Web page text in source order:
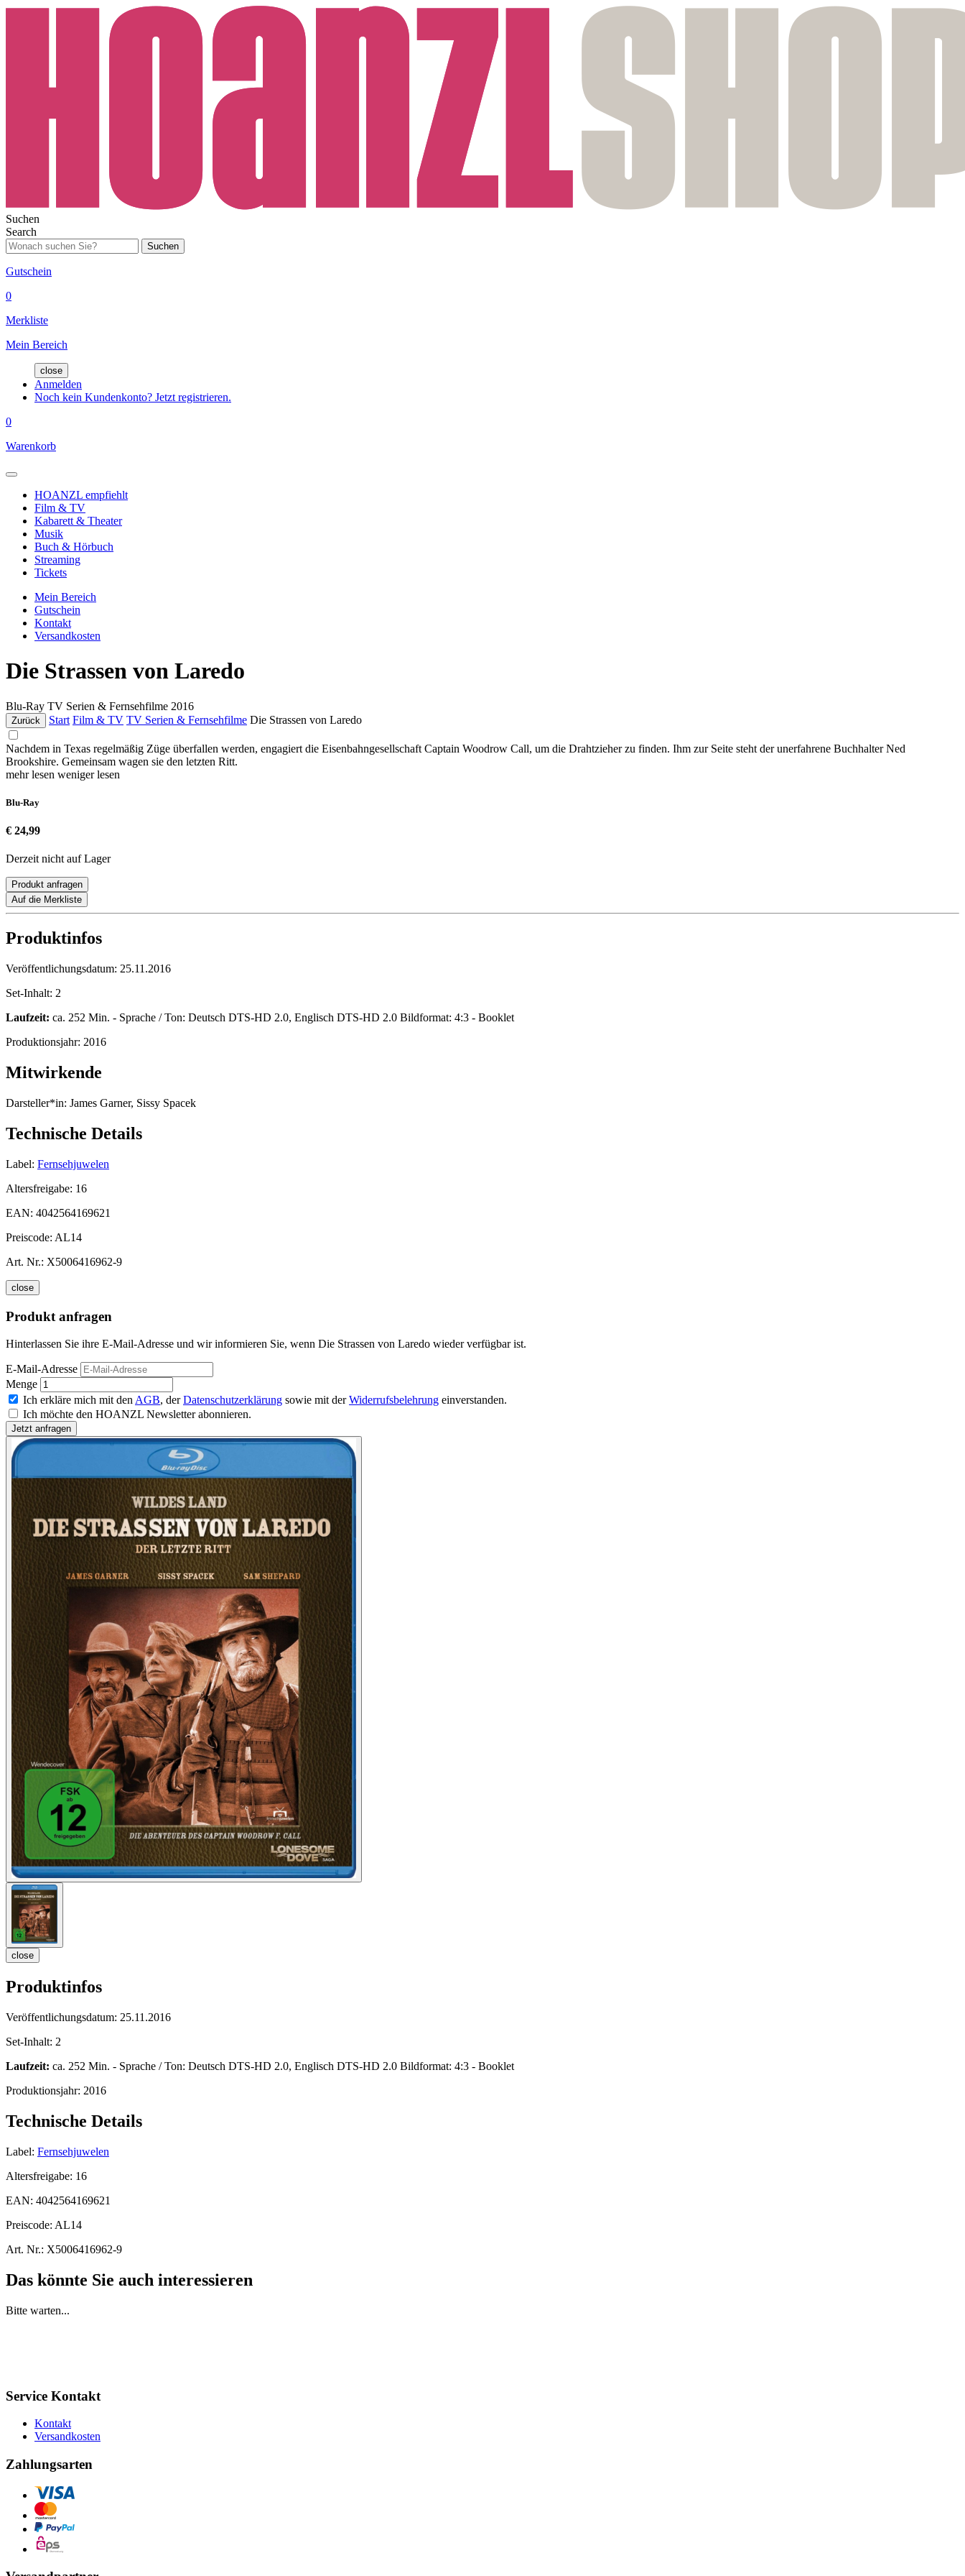
Suchen
Search
Suchen
Gutschein
0
Merkliste
Mein Bereich
close
Anmelden
Noch kein Kundenkonto? Jetzt registrieren.
0
Warenkorb
HOANZL empfiehlt
Film & TV
Kabarett & Theater
Musik
Buch & Hörbuch
Streaming
Tickets
Mein Bereich
Gutschein
Kontakt
Versandkosten
Die Strassen von Laredo
Blu-Ray TV Serien & Fernsehfilme 2016
Zurück Start Film & TV TV Serien & Fernsehfilme Die Strassen von Laredo
Nachdem in Texas regelmäßig Züge überfallen werden, engagiert die Eisenbahngesellschaft Captain Woodrow Call, um die Drahtzieher zu finden. Ihm zur Seite steht der unerfahrene Buchhalter Ned
Brookshire. Gemeinsam wagen sie den letzten Ritt.
mehr lesen weniger lesen
Blu-Ray
€ 24,99
Derzeit nicht auf Lager
Produkt anfragen
Auf die Merkliste
Produktinfos
Veröffentlichungsdatum: 25.11.2016
Set-Inhalt: 2
Laufzeit: ca. 252 Min. - Sprache / Ton: Deutsch DTS-HD 2.0, Englisch DTS-HD 2.0 Bildformat: 4:3 - Booklet
Produktionsjahr: 2016
Mitwirkende
Darsteller*in: James Garner, Sissy Spacek
Technische Details
Label: Fernsehjuwelen
Altersfreigabe: 16
EAN: 4042564169621
Preiscode: AL14
Art. Nr.: X5006416962-9
close
Produkt anfragen
Hinterlassen Sie ihre E-Mail-Adresse und wir informieren Sie, wenn Die Strassen von Laredo wieder verfügbar ist.
E-Mail-Adresse
Menge
Ich erkläre mich mit den AGB, derDatenschutzerklärung sowie mit derWiderrufsbelehrung einverstanden.
Ich möchte den HOANZL Newsletter abonnieren.
close
Produktinfos
Veröffentlichungsdatum: 25.11.2016
Set-Inhalt: 2
Laufzeit: ca. 252 Min. - Sprache / Ton: Deutsch DTS-HD 2.0, Englisch DTS-HD 2.0 Bildformat: 4:3 - Booklet
Produktionsjahr: 2016
Technische Details
Label: Fernsehjuwelen
Altersfreigabe: 16
EAN: 4042564169621
Preiscode: AL14
Art. Nr.: X5006416962-9
Das könnte Sie auch interessieren
Bitte warten...
Service Kontakt
Kontakt
Versandkosten
Zahlungsarten